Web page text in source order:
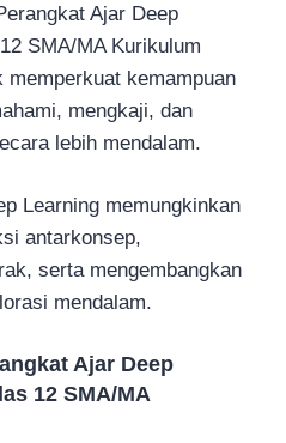
Ajar Deep
SMA/MA Kurikulum
memperkuat kemampuan
mengkaji, dan
lebih mendalam.
Learning memungkinkan
antarkonsep,
serta mengembangkan
mendalam.
Ajar Deep
12 SMA/MA